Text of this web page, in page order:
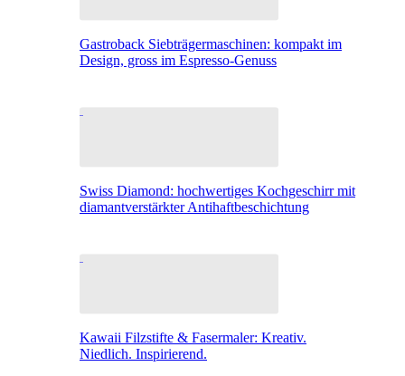
Gastroback Siebträgermaschinen: kompakt im
Design, gross im Espresso-Genuss
Swiss Diamond: hochwertiges Kochgeschirr mit
diamantverstärkter Antihaftbeschichtung
Kawaii Filzstifte & Fasermaler: Kreativ.
Niedlich. Inspirierend.